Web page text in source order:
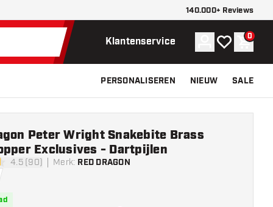
140.000+ Reviews
Klantenservice Account
Mijn 0
PERSONALISEREN NIEUW SALE
4.5 (90) Merk: RED DRAGON
Peter Wright Snakebite Brass
Exclusives - Dartpijlen